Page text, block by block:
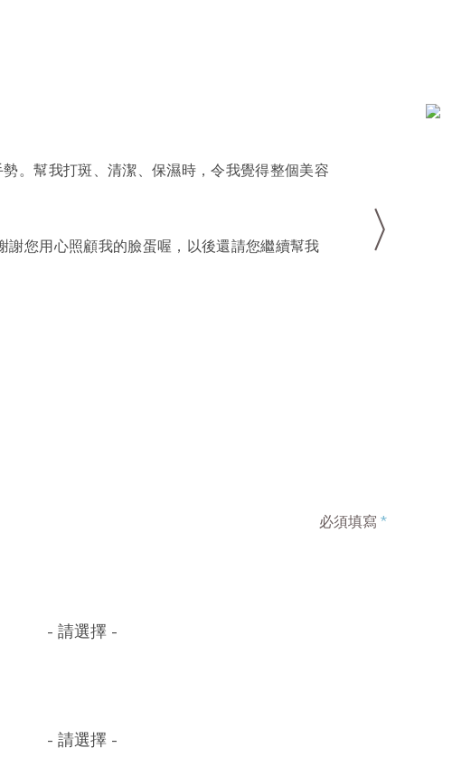
。幫我打斑、清潔、保濕時，令我覺得整個美容
您用心照顧我的臉蛋喔，以後還請您繼續幫我
必須填寫 *
- 請選擇 -
- 請選擇 -